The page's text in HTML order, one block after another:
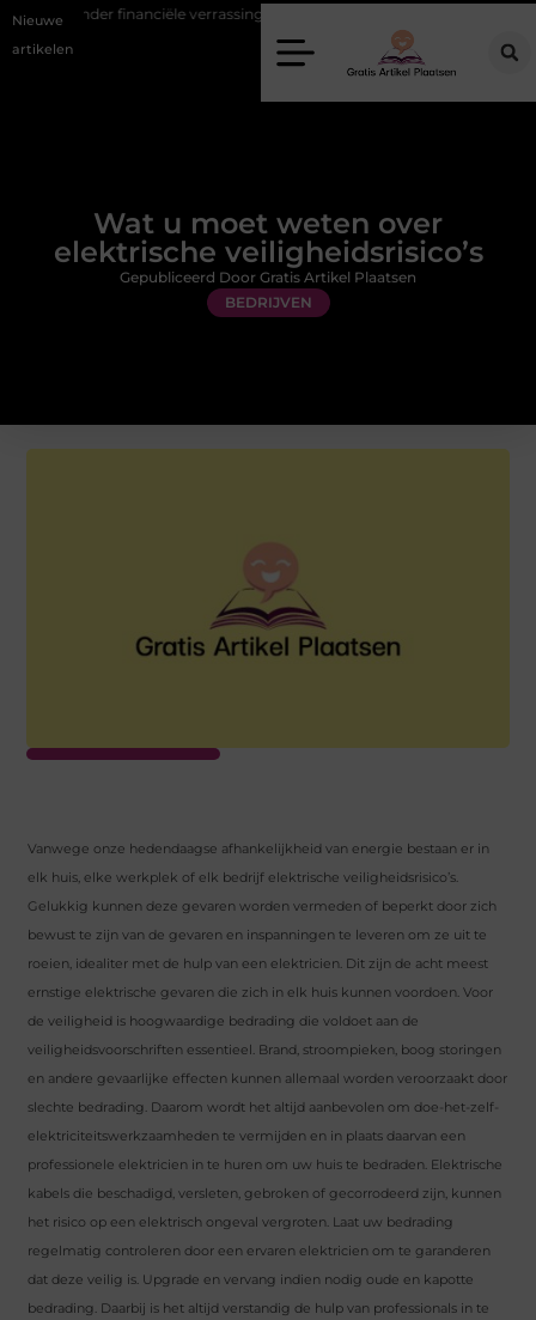
Nieuwe
artikelen
financiële verrassingen Gemiddelde tarieven van een dierenarts in
Wat u moet weten over
elektrische veiligheidsrisico’s
BEDRIJVEN
Gepubliceerd Door Gratis Artikel Plaatsen
Vanwege onze hedendaagse afhankelijkheid van energie bestaan ​​er in
elk huis, elke werkplek of elk bedrijf elektrische veiligheidsrisico’s.
Gelukkig kunnen deze gevaren worden vermeden of beperkt door zich
bewust te zijn van de gevaren en inspanningen te leveren om ze uit te
roeien, idealiter met de hulp van een elektricien. Dit zijn de acht meest
ernstige elektrische gevaren die zich in elk huis kunnen voordoen. Voor
de veiligheid is hoogwaardige bedrading die voldoet aan de
veiligheidsvoorschriften essentieel. Brand, stroompieken, boog storingen
en andere gevaarlijke effecten kunnen allemaal worden veroorzaakt door
slechte bedrading. Daarom wordt het altijd aanbevolen om doe-het-zelf-
elektriciteitswerkzaamheden te vermijden en in plaats daarvan een
professionele elektricien in te huren om uw huis te bedraden. Elektrische
kabels die beschadigd, versleten, gebroken of gecorrodeerd zijn, kunnen
het risico op een elektrisch ongeval vergroten. Laat uw bedrading
regelmatig controleren door een ervaren elektricien om te garanderen
dat deze veilig is. Upgrade en vervang indien nodig oude en kapotte
bedrading. Daarbij is het altijd verstandig de hulp van professionals in te